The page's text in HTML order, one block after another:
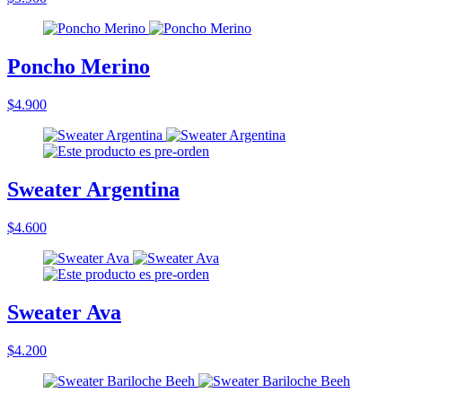
Poncho Merino
$4.900
Sweater Argentina
$4.600
Sweater Ava
$4.200